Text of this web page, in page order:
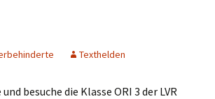
Texthelden
besuche die Klasse ORI 3 der LVR